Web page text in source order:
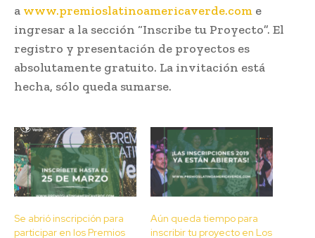
a www.premioslatinoamericaverde.com e
ingresar a la sección “Inscribe tu Proyecto”. El
registro y presentación de proyectos es
absolutamente gratuito. La invitación está
hecha, sólo queda sumarse.
Se abrió inscripción para
participar en los Premios
Aún queda tiempo para
inscribir tu proyecto en Los